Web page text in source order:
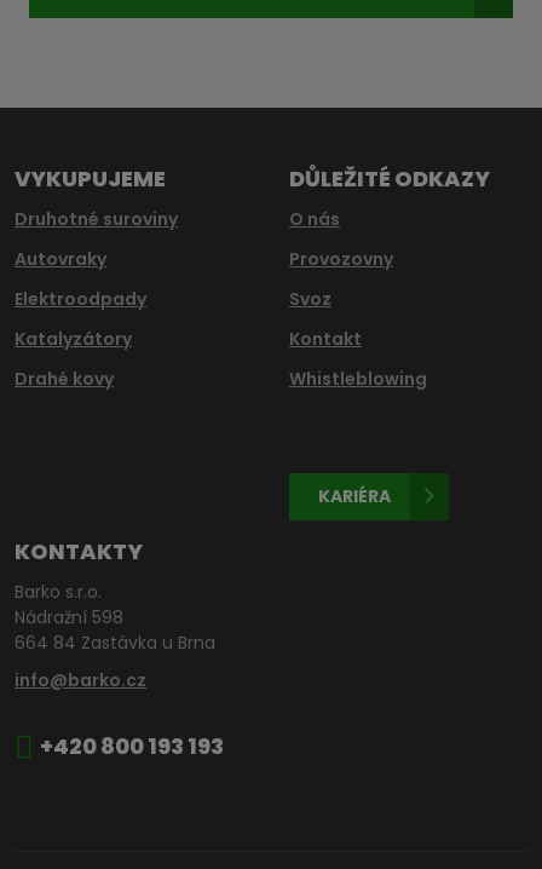
nepodařilo
VYKUPUJEME
Druhotné suroviny
Autovraky
Elektroodpady
Katalyzátory
Drahé kovy
DŮLEŽITÉ ODKAZY
O nás
Provozovny
Svoz
Kontakt
Whistleblowing
KARIÉRA
KONTAKTY
Barko s.r.o.
Nádražní 598
664 84 Zastávka u Brna
info@barko.cz
+420 800 193 193